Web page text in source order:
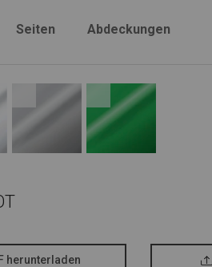
Seiten Abdeckungen
herunterladen